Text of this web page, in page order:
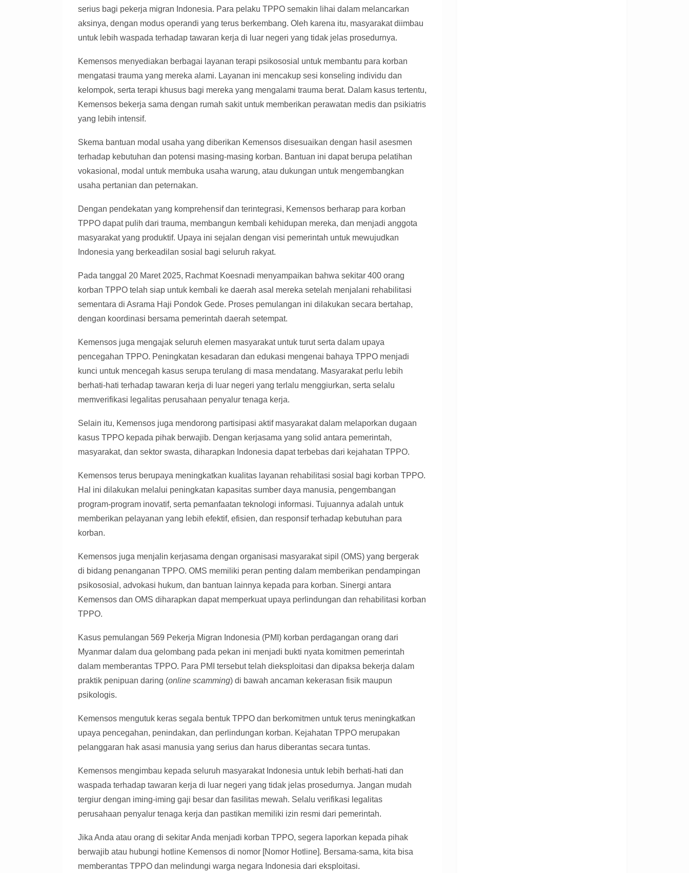
serius bagi pekerja migran Indonesia. Para pelaku TPPO semakin lihai dalam melancarkan
aksinya, dengan modus operandi yang terus berkembang. Oleh karena itu, masyarakat diimbau
untuk lebih waspada terhadap tawaran kerja di luar negeri yang tidak jelas prosedurnya.
Kemensos menyediakan berbagai layanan terapi psikososial untuk membantu para korban
mengatasi trauma yang mereka alami. Layanan ini mencakup sesi konseling individu dan
kelompok, serta terapi khusus bagi mereka yang mengalami trauma berat. Dalam kasus tertentu,
Kemensos bekerja sama dengan rumah sakit untuk memberikan perawatan medis dan psikiatris
yang lebih intensif.
Skema bantuan modal usaha yang diberikan Kemensos disesuaikan dengan hasil asesmen
terhadap kebutuhan dan potensi masing-masing korban. Bantuan ini dapat berupa pelatihan
vokasional, modal untuk membuka usaha warung, atau dukungan untuk mengembangkan
usaha pertanian dan peternakan.
Dengan pendekatan yang komprehensif dan terintegrasi, Kemensos berharap para korban
TPPO dapat pulih dari trauma, membangun kembali kehidupan mereka, dan menjadi anggota
masyarakat yang produktif. Upaya ini sejalan dengan visi pemerintah untuk mewujudkan
Indonesia yang berkeadilan sosial bagi seluruh rakyat.
Pada tanggal 20 Maret 2025, Rachmat Koesnadi menyampaikan bahwa sekitar 400 orang
korban TPPO telah siap untuk kembali ke daerah asal mereka setelah menjalani rehabilitasi
sementara di Asrama Haji Pondok Gede. Proses pemulangan ini dilakukan secara bertahap,
dengan koordinasi bersama pemerintah daerah setempat.
Kemensos juga mengajak seluruh elemen masyarakat untuk turut serta dalam upaya
pencegahan TPPO. Peningkatan kesadaran dan edukasi mengenai bahaya TPPO menjadi
kunci untuk mencegah kasus serupa terulang di masa mendatang. Masyarakat perlu lebih
berhati-hati terhadap tawaran kerja di luar negeri yang terlalu menggiurkan, serta selalu
memverifikasi legalitas perusahaan penyalur tenaga kerja.
Selain itu, Kemensos juga mendorong partisipasi aktif masyarakat dalam melaporkan dugaan
kasus TPPO kepada pihak berwajib. Dengan kerjasama yang solid antara pemerintah,
masyarakat, dan sektor swasta, diharapkan Indonesia dapat terbebas dari kejahatan TPPO.
Kemensos terus berupaya meningkatkan kualitas layanan rehabilitasi sosial bagi korban TPPO.
Hal ini dilakukan melalui peningkatan kapasitas sumber daya manusia, pengembangan
program-program inovatif, serta pemanfaatan teknologi informasi. Tujuannya adalah untuk
memberikan pelayanan yang lebih efektif, efisien, dan responsif terhadap kebutuhan para
korban.
Kemensos juga menjalin kerjasama dengan organisasi masyarakat sipil (OMS) yang bergerak
di bidang penanganan TPPO. OMS memiliki peran penting dalam memberikan pendampingan
psikososial, advokasi hukum, dan bantuan lainnya kepada para korban. Sinergi antara
Kemensos dan OMS diharapkan dapat memperkuat upaya perlindungan dan rehabilitasi korban
TPPO.
Kasus pemulangan 569 Pekerja Migran Indonesia (PMI) korban perdagangan orang dari
Myanmar dalam dua gelombang pada pekan ini menjadi bukti nyata komitmen pemerintah
dalam memberantas TPPO. Para PMI tersebut telah dieksploitasi dan dipaksa bekerja dalam
praktik penipuan daring (online scamming) di bawah ancaman kekerasan fisik maupun
psikologis.
Kemensos mengutuk keras segala bentuk TPPO dan berkomitmen untuk terus meningkatkan
upaya pencegahan, penindakan, dan perlindungan korban. Kejahatan TPPO merupakan
pelanggaran hak asasi manusia yang serius dan harus diberantas secara tuntas.
Kemensos mengimbau kepada seluruh masyarakat Indonesia untuk lebih berhati-hati dan
waspada terhadap tawaran kerja di luar negeri yang tidak jelas prosedurnya. Jangan mudah
tergiur dengan iming-iming gaji besar dan fasilitas mewah. Selalu verifikasi legalitas
perusahaan penyalur tenaga kerja dan pastikan memiliki izin resmi dari pemerintah.
Jika Anda atau orang di sekitar Anda menjadi korban TPPO, segera laporkan kepada pihak
berwajib atau hubungi hotline Kemensos di nomor [Nomor Hotline]. Bersama-sama, kita bisa
memberantas TPPO dan melindungi warga negara Indonesia dari eksploitasi.